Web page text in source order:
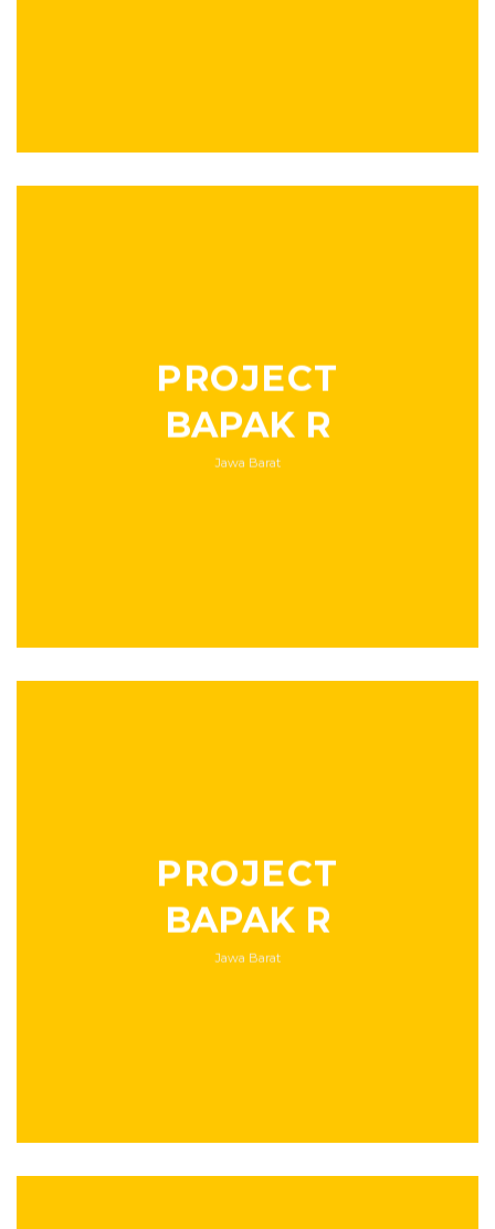
PROJECT
BAPAK R
Jawa Barat
PROJECT
BAPAK R
Jawa Barat